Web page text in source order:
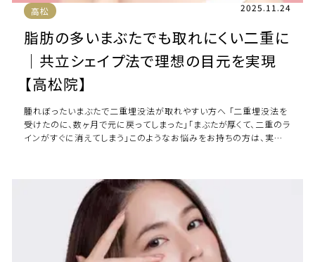
高松 2025.11.24
脂肪の多いまぶたでも取れにくい二重に
｜共立シェイプ法で理想の目元を実現
【高松院】
腫れぼったいまぶたで二重埋没法が取れやすい方へ 「二重埋没法を
受けたのに、数ヶ月で元に戻ってしまった」「まぶたが厚くて、二重のラ
インがすぐに消えてしまう」このようなお悩みをお持ちの方は、実は